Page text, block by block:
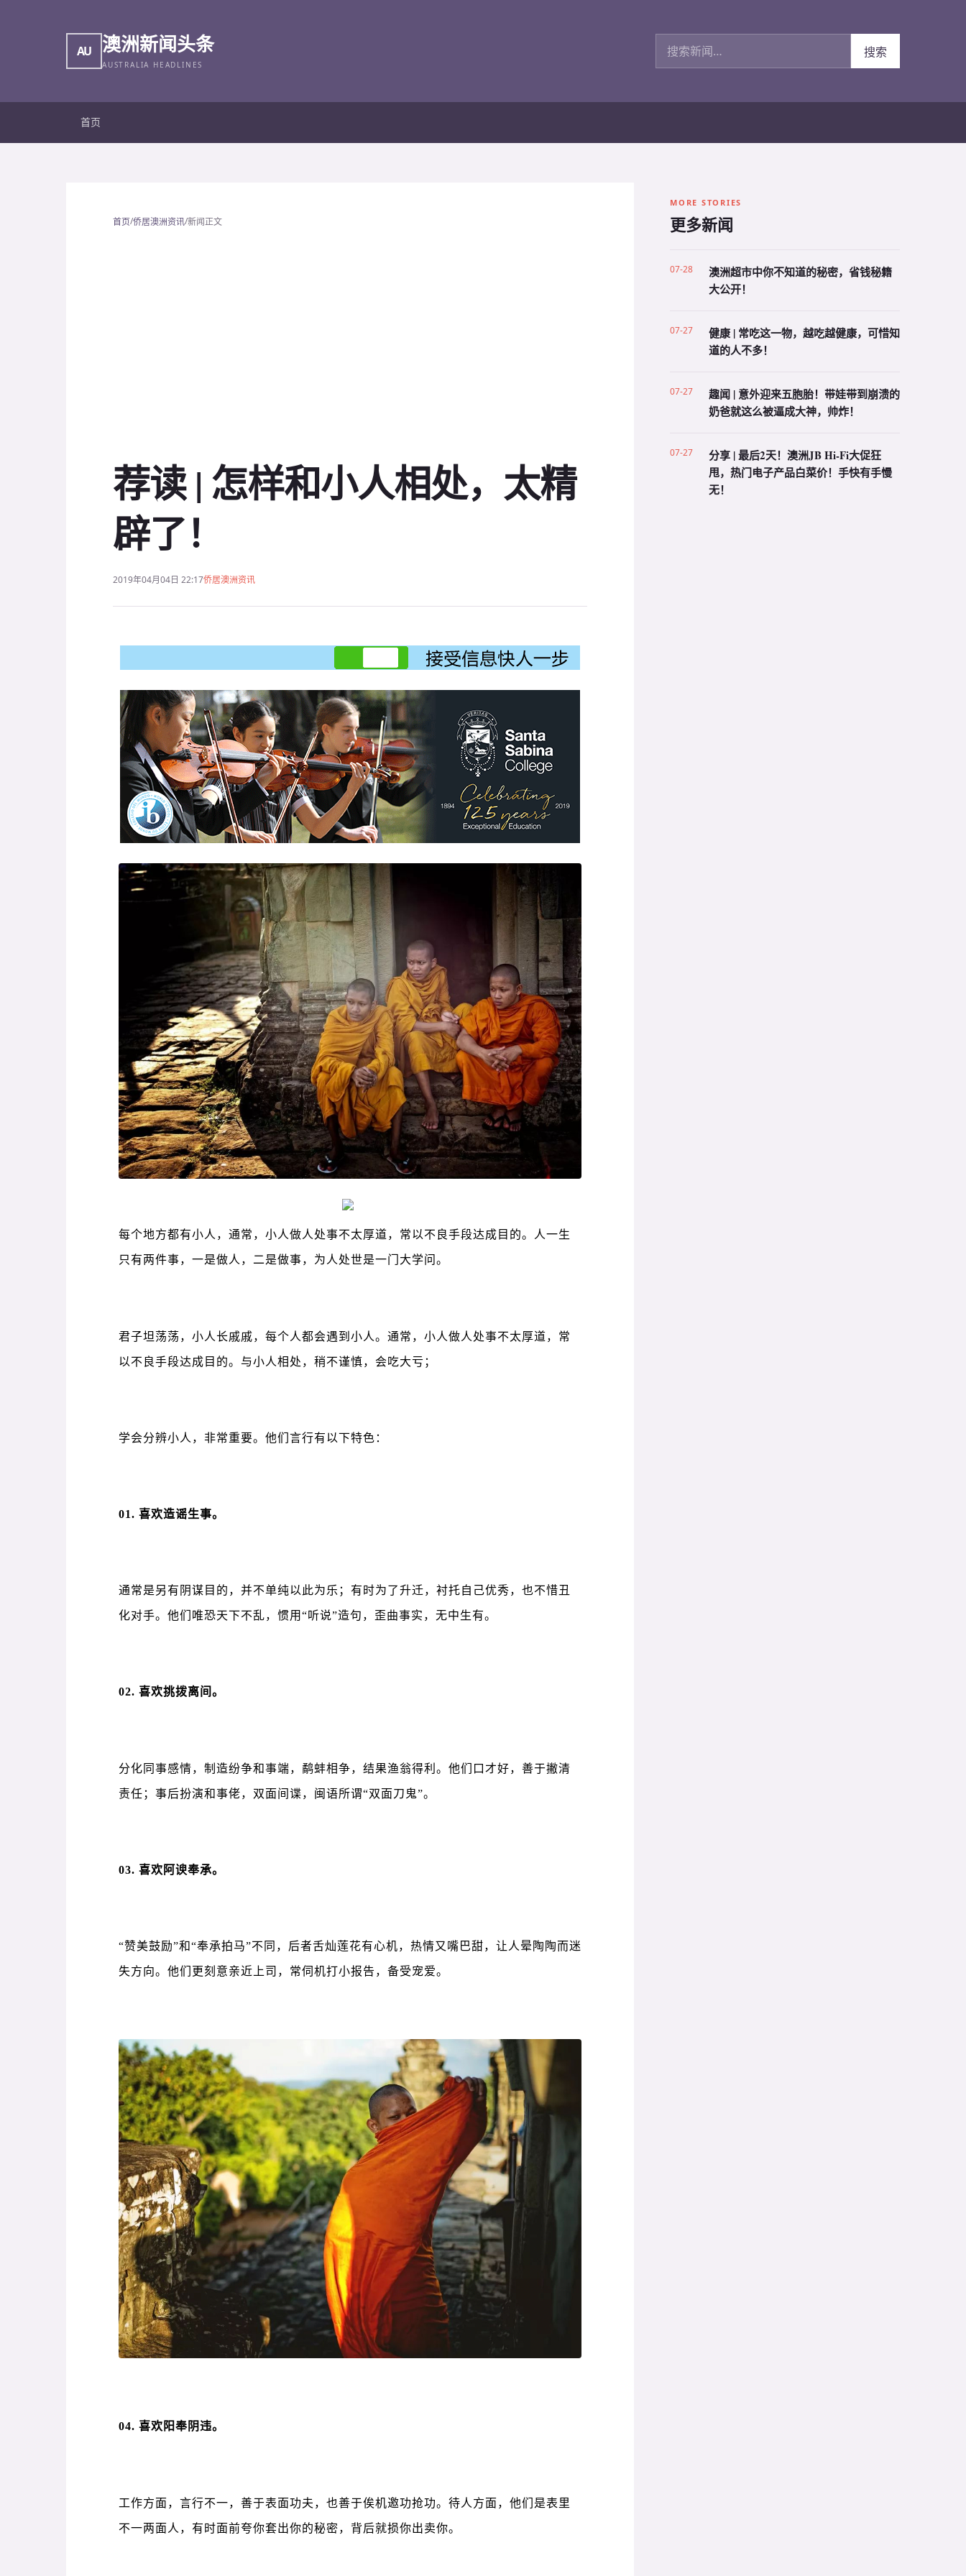
AU 澳洲新闻头条
AUSTRALIA HEADLINES
搜索新闻
搜索
首页
首页/侨居澳洲资讯/新闻正文
荐读 | 怎样和小人相处，太精
辟了！
2019年04月04日 22:17侨居澳洲资讯
每个地方都有小人，通常，小人做人处事不太厚道，常以不良手段达成目的。人一生
只有两件事，一是做人，二是做事，为人处世是一门大学问。
君子坦荡荡，小人长戚戚，每个人都会遇到小人。通常，小人做人处事不太厚道，常
以不良手段达成目的。与小人相处，稍不谨慎，会吃大亏；
学会分辨小人，非常重要。他们言行有以下特色：
01. 喜欢造谣生事。
通常是另有阴谋目的，并不单纯以此为乐；有时为了升迁，衬托自己优秀，也不惜丑
化对手。他们唯恐天下不乱，惯用“听说”造句，歪曲事实，无中生有。
02. 喜欢挑拨离间。
分化同事感情，制造纷争和事端，鹬蚌相争，结果渔翁得利。他们口才好，善于撇清
责任；事后扮演和事佬，双面间谍，闽语所谓“双面刀鬼”。
03. 喜欢阿谀奉承。
“赞美鼓励”和“奉承拍马”不同，后者舌灿莲花有心机，热情又嘴巴甜，让人晕陶陶而迷
失方向。他们更刻意亲近上司，常伺机打小报告，备受宠爱。
04. 喜欢阳奉阴违。
工作方面，言行不一，善于表面功夫，也善于俟机邀功抢功。待人方面，他们是表里
不一两面人，有时面前夸你套出你的秘密，背后就损你出卖你。
MORE STORIES
更多新闻
07-28
澳洲超市中你不知道的秘密，省钱秘籍
大公开！
07-27
健康 | 常吃这一物，越吃越健康，可惜知
道的人不多！
07-27
趣闻 | 意外迎来五胞胎！带娃带到崩溃的
奶爸就这么被逼成大神，帅炸！
07-27
分享 | 最后2天！澳洲JB Hi-Fi大促狂
甩，热门电子产品白菜价！手快有手慢
无！